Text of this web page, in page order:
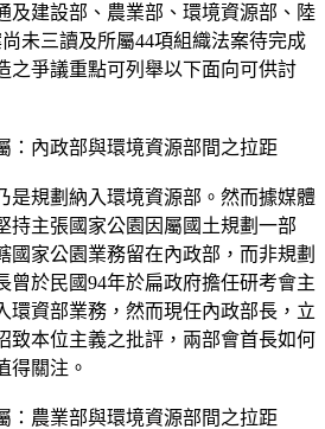
及建設部、農業部、環境資源部、陸
未三讀及所屬44項組織法案待完成
之爭議重點可列舉以下面向可供討
：內政部與環境資源部間之拉距
是規劃納入環境資源部。然而據媒體
持主張國家公園因屬國土規劃一部
國家公園業務留在內政部，而非規劃
曾於民國94年於扁政府擔任研考會主
環資部業務，然而現任內政部長，立
致本位主義之批評，兩部會首長如何
得關注。
：農業部與環境資源部間之拉距